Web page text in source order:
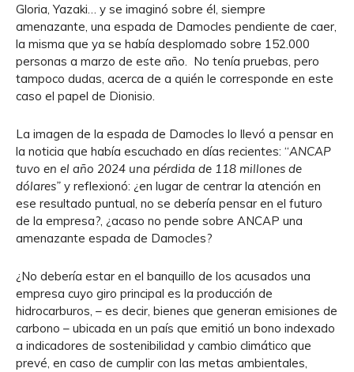
Gloria, Yazaki… y se imaginó sobre él, siempre
amenazante, una espada de Damocles pendiente de caer,
la misma que ya se había desplomado sobre 152.000
personas a marzo de este año. No tenía pruebas, pero
tampoco dudas, acerca de a quién le corresponde en este
caso el papel de Dionisio.
La imagen de la espada de Damocles lo llevó a pensar en
la noticia que había escuchado en días recientes: “ANCAP
tuvo en el año 2024 una pérdida de 118 millones de
dólares” y reflexionó: ¿en lugar de centrar la atención en
ese resultado puntual, no se debería pensar en el futuro
de la empresa?, ¿acaso no pende sobre ANCAP una
amenazante espada de Damocles?
¿No debería estar en el banquillo de los acusados una
empresa cuyo giro principal es la producción de
hidrocarburos, – es decir, bienes que generan emisiones de
carbono – ubicada en un país que emitió un bono indexado
a indicadores de sostenibilidad y cambio climático que
prevé, en caso de cumplir con las metas ambientales,